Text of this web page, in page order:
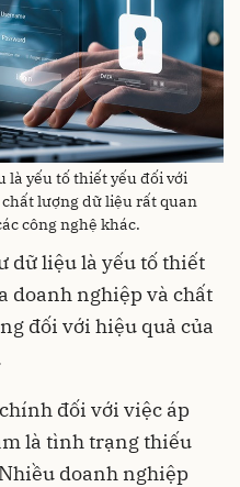
là yếu tố thiết yếu đối với
lượng dữ liệu rất quan
công nghệ khác.
dữ liệu là yếu tố thiết
doanh nghiệp và chất
đối với hiệu quả của
đối với việc áp
là tình trạng thiếu
doanh nghiệp